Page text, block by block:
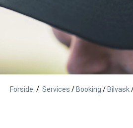
Forside / Services / Booking / Bilvask